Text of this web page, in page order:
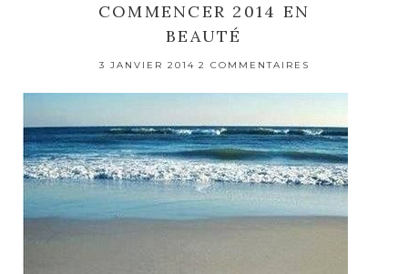
COMMENCER 2014 EN
BEAUTÉ
3 JANVIER 2014 2 COMMENTAIRES